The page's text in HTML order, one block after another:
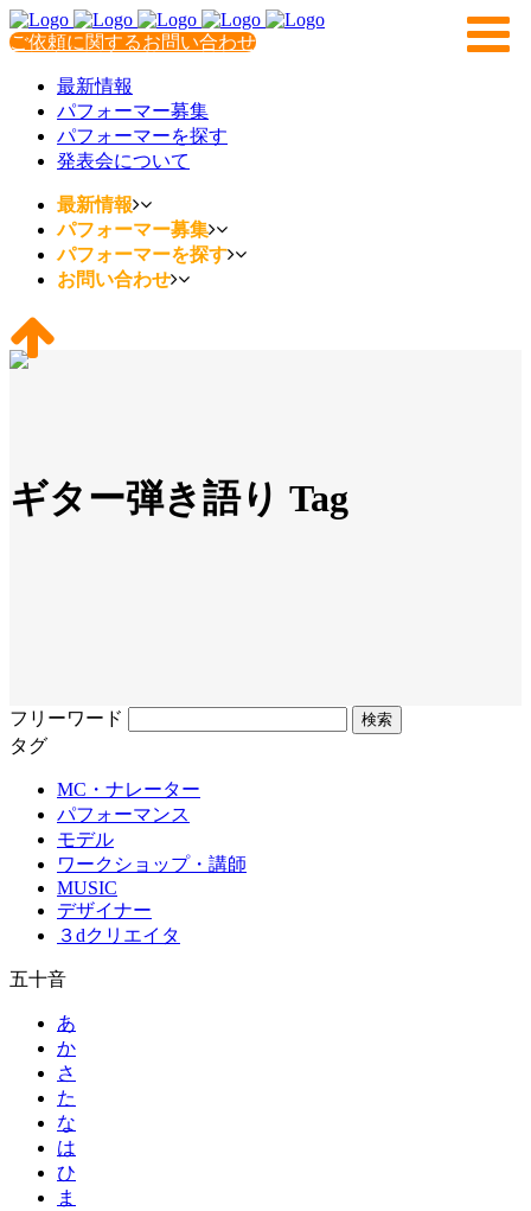
ご依頼に関するお問い合わせ
最新情報
パフォーマー募集
パフォーマーを探す
発表会について
最新情報
パフォーマー募集
パフォーマーを探す
お問い合わせ
ギター弾き語り Tag
フリーワード
タグ
MC・ナレーター
パフォーマンス
モデル
ワークショップ・講師
MUSIC
デザイナー
３dクリエイタ
五十音
あ
か
さ
た
な
は
ひ
ま